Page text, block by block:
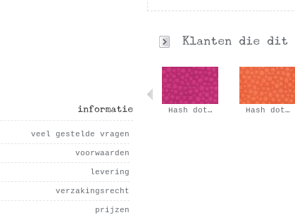
veel gestelde vragen
voorwaarden
levering
verzakingsrecht
prijzen
Roze olifanten Hash dot… Hash dot…